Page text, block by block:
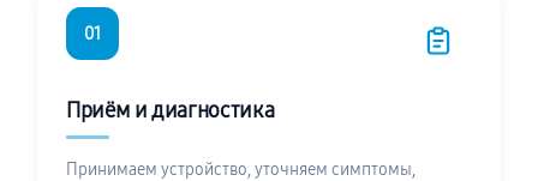
01
Приём и диагностика
Принимаем устройство, уточняем симптомы,